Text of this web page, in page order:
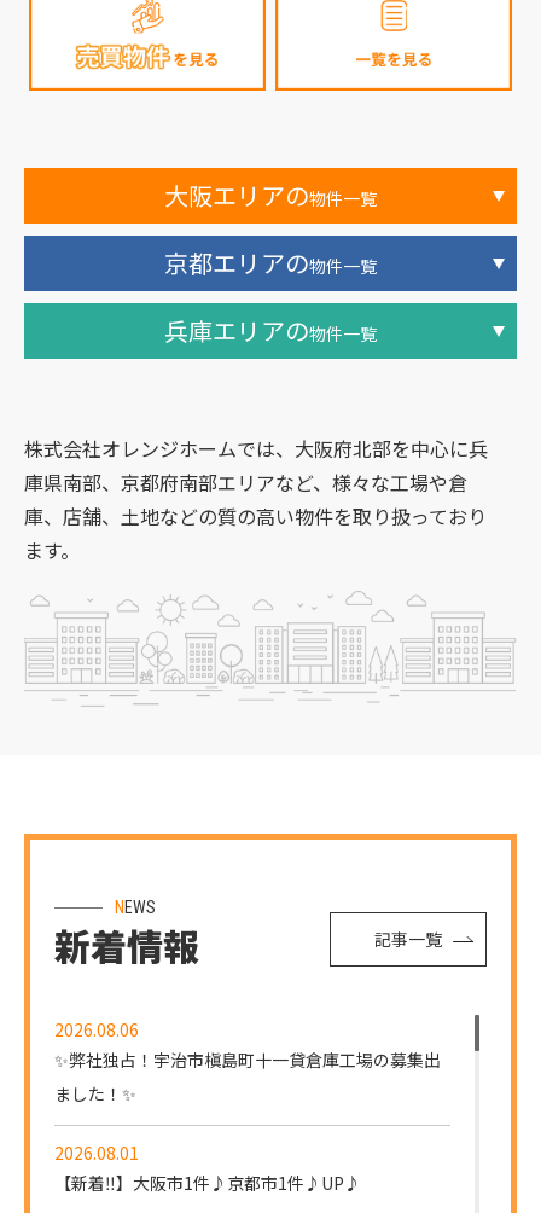
大阪エリアの物件一覧
京都エリアの物件一覧
兵庫エリアの物件一覧
株式会社オレンジホームでは、大阪府北部を中心に兵
庫県南部、京都府南部エリアなど、様々な工場や倉
庫、店舗、土地などの質の高い物件を取り扱っており
ます。
NEWS
新着情報 記事一覧
2026.08.06
✨弊社独占！宇治市槇島町十一貸倉庫工場の募集出
ました！✨
2026.08.01
【新着‼】大阪市1件♪京都市1件♪UP♪